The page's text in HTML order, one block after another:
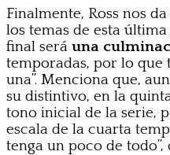
Finalmente, Ross nos
los temas de esta
final será una
temporadas, por lo que
una”. Menciona que,
su distintivo, en la
tono inicial de la serie,
escala de la cuarta
tenga un poco de todo”,